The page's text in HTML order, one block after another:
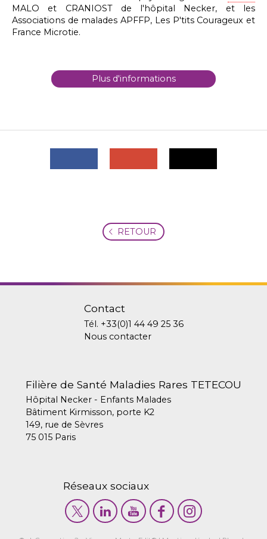
MALO et CRANIOST de l'hôpital Necker, et les
Associations de malades APFFP, Les P'tits Courageux et
France Microtie.
Plus d'informations
RETOUR
Contact
Tél. +33(0)1 44 49 25 36
Nous contacter
Filière de Santé Maladies Rares TETECOU
Hôpital Necker - Enfants Malades
Bâtiment Kirmisson, porte K2
149, rue de Sèvres
75 015 Paris
Réseaux sociaux